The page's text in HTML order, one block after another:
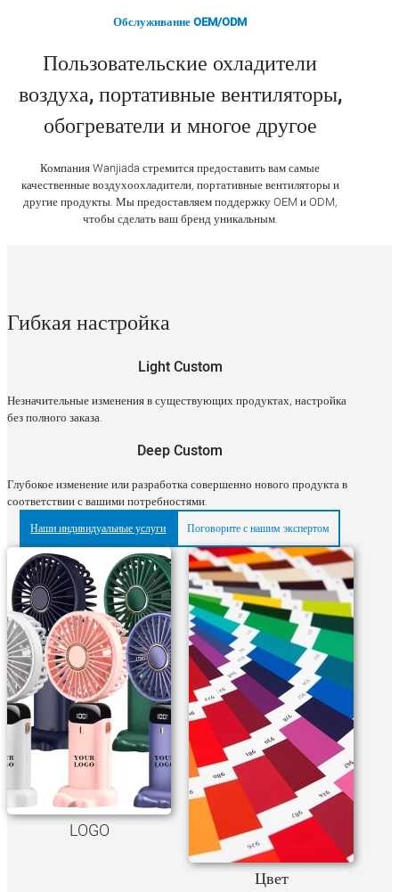
Обслуживание OEM/ODM
Пользовательские охладители
воздуха, портативные вентиляторы,
обогреватели и многое другое
Компания Wanjiada стремится предоставить вам самые
качественные воздухоохладители, портативные вентиляторы и
другие продукты. Мы предоставляем поддержку OEM и ODM,
чтобы сделать ваш бренд уникальным.
Гибкая настройка
Light Custom
Незначительные изменения в существующих продуктах, настройка
без полного заказа.
Deep Custom
Глубокое изменение или разработка совершенно нового продукта в
соответствии с вашими потребностями.
Наши индивидуальные услуги Поговорите с нашим экспертом
LOGO
Цвет